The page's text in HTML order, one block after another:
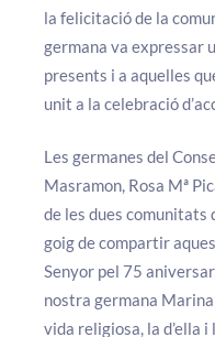
la felicitació de la
germana va expressar
presents i a aquelles
unit a la celebració
Les germanes del
Masramon, Rosa Mª
de les dues comunitats
goig de compartir
Senyor pel 75
nostra germana Marina
vida religiosa, la d’ella